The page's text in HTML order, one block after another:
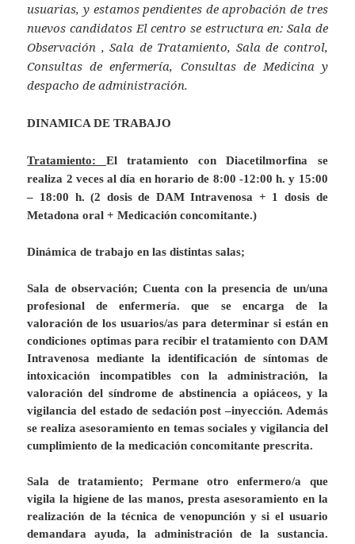
usuarias, y estamos pendientes de aprobación de tres
nuevos candidatos El centro se estructura en: Sala de
Observación , Sala de Tratamiento, Sala de control,
Consultas de enfermería, Consultas de Medicina y
despacho de administración.
DINAMICA DE TRABAJO
Tratamiento: El tratamiento con Diacetilmorfina se
realiza 2 veces al día en horario de 8:00 -12:00 h. y 15:00
– 18:00 h. (2 dosis de DAM Intravenosa + 1 dosis de
Metadona oral + Medicación concomitante.)
Dinámica de trabajo en las distintas salas;
Sala de observación; Cuenta con la presencia de un/una
profesional de enfermería. que se encarga de la
valoración de los usuarios/as para determinar si están en
condiciones optimas para recibir el tratamiento con DAM
Intravenosa mediante la identificación de síntomas de
intoxicación incompatibles con la administración, la
valoración del síndrome de abstinencia a opiáceos, y la
vigilancia del estado de sedación post –inyección. Además
se realiza asesoramiento en temas sociales y vigilancia del
cumplimiento de la medicación concomitante prescrita.
Sala de tratamiento; Permane otro enfermero/a que
vigila la higiene de las manos, presta asesoramiento en la
realización de la técnica de venopunción y si el usuario
demandara ayuda, la administración de la sustancia.